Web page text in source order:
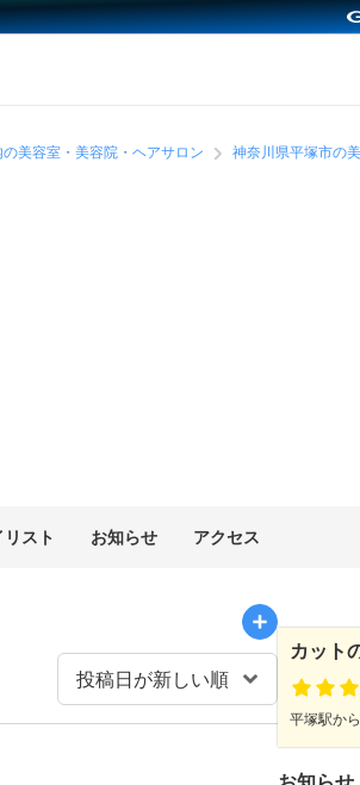
美容室・美容院・ヘアサロン 神奈川県平塚市の
リスト お知らせ アクセス
カット
平塚駅か